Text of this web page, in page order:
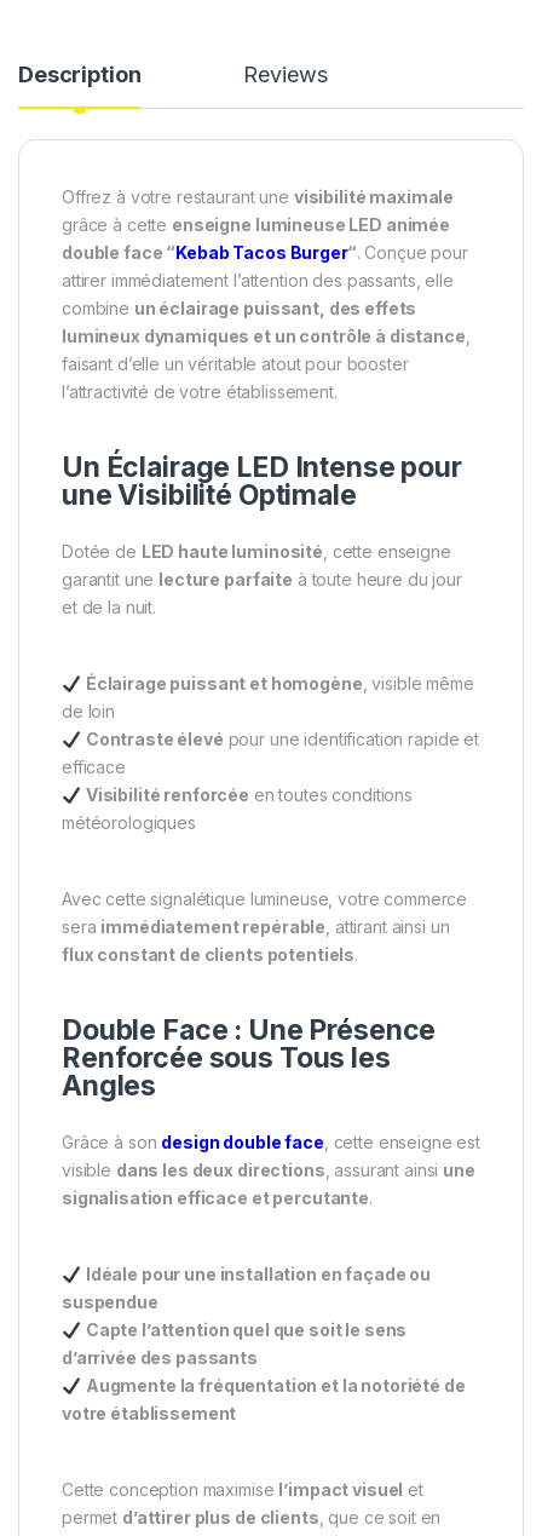
Description Reviews
Offrez à votre restaurant une visibilité maximale
grâce à cette enseigne lumineuse LED animée
double face “Kebab Tacos Burger“. Conçue pour
attirer immédiatement l’attention des passants, elle
combine un éclairage puissant, des effets
lumineux dynamiques et un contrôle à distance
faisant d’elle un véritable atout pour booster
l’attractivité de votre établissement.
Un Éclairage LED Intense pour
une Visibilité Optimale
Dotée de LED haute luminosité , cette enseigne
garantit une lecture parfaite à toute heure du jour
et de la nuit.
Éclairage puissant et homogène , visible même
de loin
Contraste élevé pour une identification rapide et
efficace
Visibilité renforcée en toutes conditions
météorologiques
Avec cette signalétique lumineuse, votre commerce
sera immédiatement repérable , attirant ainsi un
flux constant de clients potentiels.
Double Face : Une Présence
Renforcée sous Tous les
Angles
Grâce à son design double face , cette enseigne est
visible dans les deux directions , assurant ainsi une
signalisation efficace et percutante.
Idéale pour une installation en façade ou
suspendue
Capte l’attention quel que soit le sens
d’arrivée des passants
Augmente la fréquentation et la notoriété de
votre établissement
Cette conception maximise l’impact visuel et
permet d’attirer plus de clients , que ce soit en